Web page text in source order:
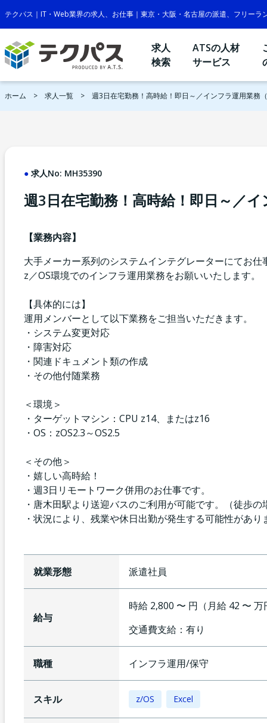
テクパス｜IT・Web業界の求人、お仕事｜東京・大阪・名古屋の派遣、フリーラ
求人
検索
ATSの人材
サービス
ホーム 求人一覧 週3日在宅勤務！高時給！即日～／インフラ運用業務
求人No: MH35390
週3日在宅勤務！高時給！即日～／
【業務内容】
大手メーカー系列のシステムインテグレーターにてお仕
z／OS環境でのインフラ運用業務をお願いいたします。
【具体的には】
運用メンバーとして以下業務をご担当いただきます。
・システム変更対応
・障害対応
・関連ドキュメント類の作成
・その他付随業務
＜環境＞
・ターゲットマシン：CPU z14、またはz16
・OS：zOS2.3～OS2.5
＜その他＞
・嬉しい高時給！
・週3日リモートワーク併用のお仕事です。
・唐木田駅より送迎バスのご利用が可能です。（徒歩
・状況により、残業や休日出勤が発生する可能性があり
就業形態 派遣社員
給与
時給 2,800 〜 円（月給 42 〜 万
交通費支給： 有り
職種 インフラ運用/保守
スキル z/OS Excel